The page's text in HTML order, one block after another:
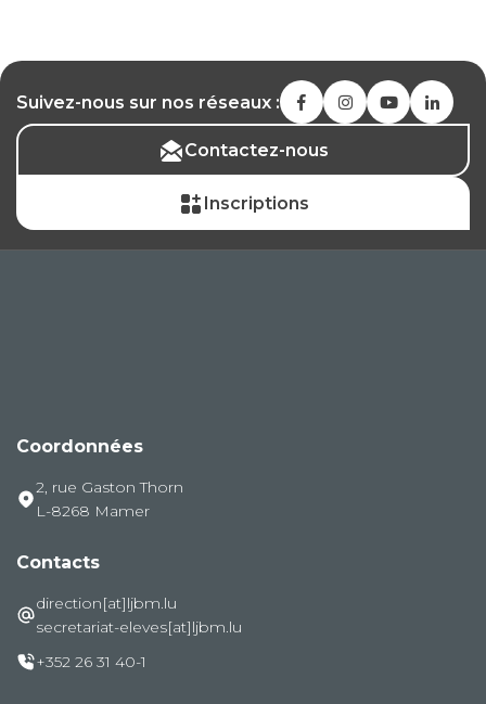
Suivez-nous sur nos réseaux :
Contactez-nous
Inscriptions
Coordonnées
2, rue Gaston Thorn
L-8268 Mamer
Contacts
direction[at]ljbm.lu
secretariat-eleves[at]ljbm.lu
+352 26 31 40-1